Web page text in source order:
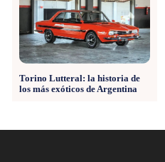
Torino Lutteral: la historia de
los más exóticos de Argentina